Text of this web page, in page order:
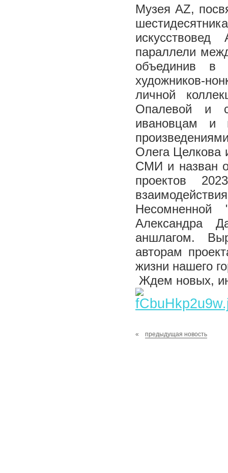
Музея AZ,
параллели
объединив в
художников-
личной
Опалевой и
ивановцам и
Олега
СМИ и назван
проектов
Несомненной
Александра
аншлагом.
авторам
жизни нашего
Ждем новых,
« предыдущая новость